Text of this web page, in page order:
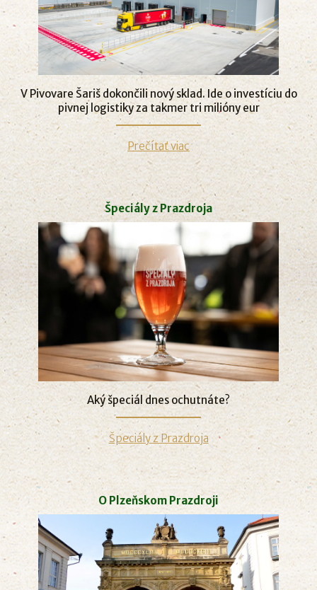
V Pivovare Šariš dokončili nový sklad. Ide o investíciu do
pivnej logistiky za takmer tri milióny eur
Prečítať viac
Špeciály z Prazdroja
Aký špeciál dnes ochutnáte?
Špeciály z Prazdroja
O Plzeňskom Prazdroji